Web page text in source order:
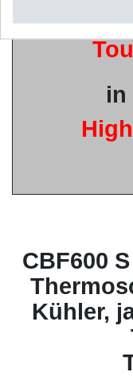
in
CBF600
Kühler,